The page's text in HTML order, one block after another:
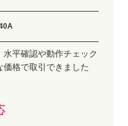
平確認や動作チェック
格で取引できました